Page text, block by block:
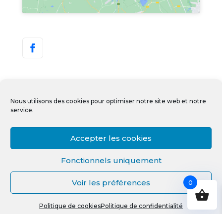
Nous utilisons des cookies pour optimiser notre site web et notre
service.
Accepter les cookies
Fonctionnels uniquement
Voir les préférences
Politique de cookiesPolitique de confidentialité
Copyright © IDEALTECH 2022-2023 – Tous
droits réservés. Créé et hébergé par
0